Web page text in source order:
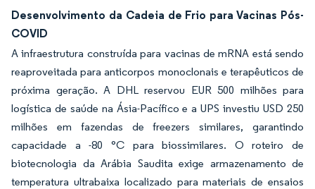
Desenvolvimento da Cadeia de Frio para Vacinas Pós-
COVID
A infraestrutura construída para vacinas de mRNA está sendo
reaproveitada para anticorpos monoclonais e terapêuticos de
próxima geração. A DHL reservou EUR 500 milhões para
logística de saúde na Ásia-Pacífico e a UPS investiu USD 250
milhões em fazendas de freezers similares, garantindo
capacidade a -80 °C para biossimilares. O roteiro de
biotecnologia da Arábia Saudita exige armazenamento de
temperatura ultrabaixa localizado para materiais de ensaios